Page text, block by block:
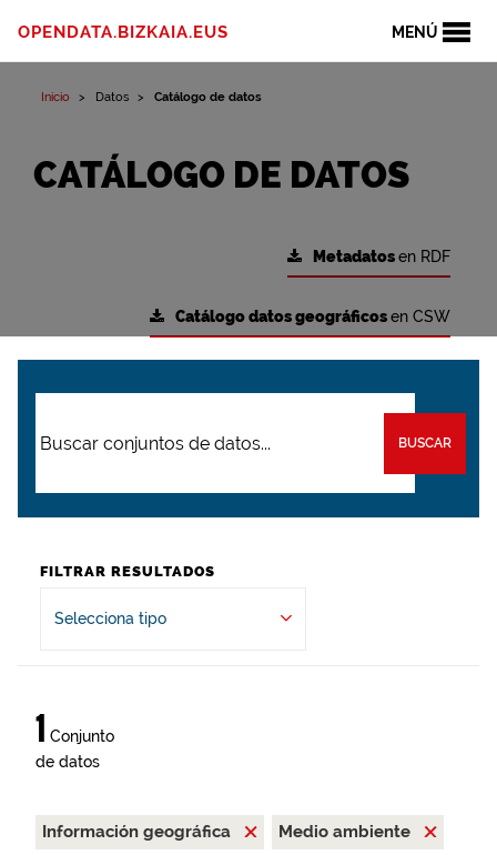
MENÚ
OPENDATA.BIZKAIA.EUS
Inicio Datos Catálogo de datos
CATÁLOGO DE DATOS
Metadatosen RDF
Catálogo datos geográficosen CSW
BUSCAR
FILTRAR RESULTADOS
Selecciona tipo
1 Conjunto
de datos
Información geográfica
Medio ambiente